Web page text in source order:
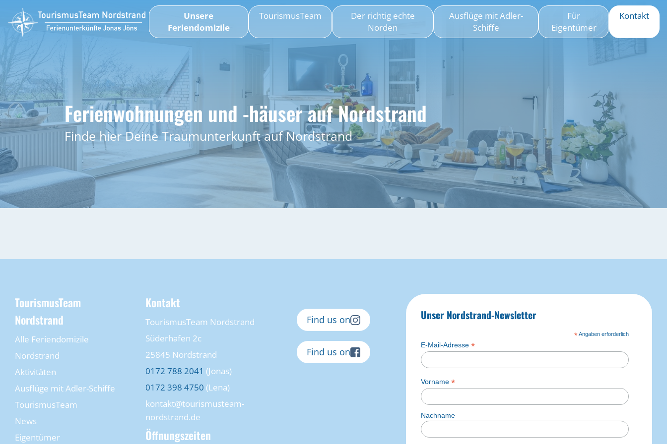
Unsere
Feriendomizile
TourismusTeam
Der richtig echte
Norden
Ausflüge mit Adler-
Schiffe
Für
Eigentümer
Kontakt
Ferienwohnungen und -häuser auf Nordstrand
Finde hier Deine Traumunterkunft auf Nordstrand
TourismusTeam
Nordstrand
Alle Feriendomizile
Nordstrand
Aktivitäten
Ausflüge mit Adler-Schiffe
TourismusTeam
News
Eigentümer
Kontakt
TourismusTeam Nordstrand
Süderhafen 2c
25845 Nordstrand
0172 788 2041 (Jonas)
0172 398 4750 (Lena)
kontakt@tourismusteam-
nordstrand.de
Öffnungszeiten
Find us on
Find us on
Unser Nordstrand-Newsletter
*Angaben erforderlich
E-Mail-Adresse*
Vorname*
Nachname